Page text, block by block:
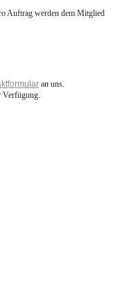
Auftrag werden dem Mitglied
an uns.
Verfügung.